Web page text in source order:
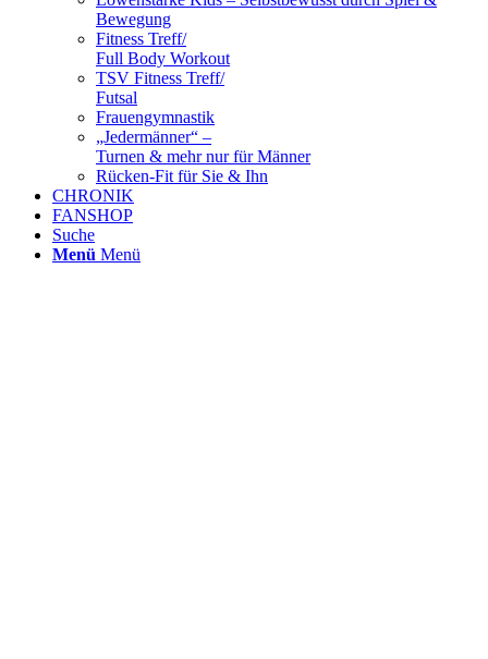
Bewegung
Fitness Treff/
Full Body Workout
TSV Fitness Treff/
Futsal
Frauengymnastik
„Jedermänner“ –
Turnen & mehr nur für Männer
Rücken-Fit für Sie & Ihn
CHRONIK
FANSHOP
Suche
Menü Menü